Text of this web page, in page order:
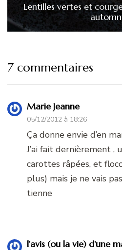
Lentilles vertes et
7 commentaires
Marie Jeanne
05/12/2012 à 18:26
Ça donne envie d’en
J’ai fait dernièrement ,
carottes râpées, et
plus) mais je ne vais
tienne
l'avis (ou la vie) d'une